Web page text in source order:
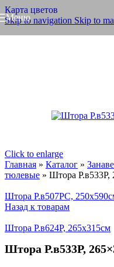
Карта цветов
Skip to navigation Skip to
Меню
Click to enlarge
Главная » Каталог »
тюлевые » Штора Р.в533Р,
Штора Р.в507РС,
Назад к товарам
Штора Р.в624Р, 265x315см
Штора Р.в533Р,